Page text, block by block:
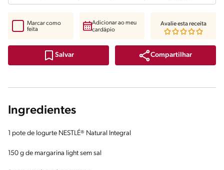
Salvar Compartilhar
Marcar como
feita
Adicionar ao meu
cardápio
Avalie esta receita
Ingredientes
1 pote de Iogurte NESTLÉ® Natural Integral
150 g de margarina light sem sal